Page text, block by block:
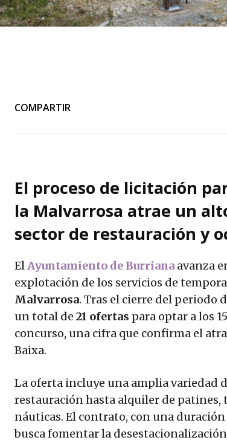
COMPARTIR
El proceso de licitación
la Malvarrosa atrae un
sector de restauración y
ElAyuntamiento de Burriana avanza
explotación de los servicios de
Malvarrosa. Tras el cierre del periodo
un total de 21 ofertas para optar a los
concurso, una cifra que confirma el
Baixa.
La oferta incluye una amplia variedad
restauración hasta alquiler de patines,
náuticas. El contrato, con una
busca fomentar la